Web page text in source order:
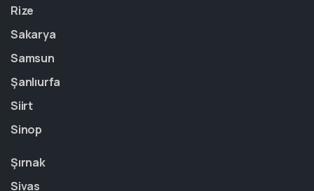
Rize
Sakarya
Samsun
Şanlıurfa
Siirt
Sinop
Şırnak
Sivas